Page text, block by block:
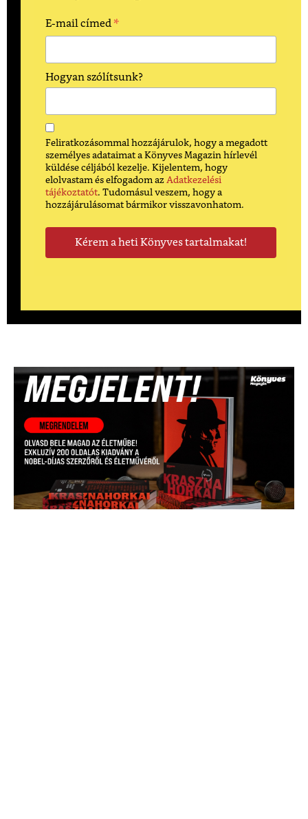
E-mail címed *
Hogyan szólítsunk?
Feliratkozásommal hozzájárulok, hogy a megadott
személyes adataimat a Könyves Magazin hírlevél
küldése céljából kezelje. Kijelentem, hogy
elolvastam és elfogadom az Adatkezelési
tájékoztatót. Tudomásul veszem, hogy a
hozzájárulásomat bármikor visszavonhatom.